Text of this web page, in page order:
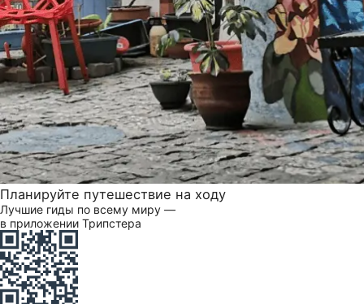
Планируйте путешествие на ходу
Лучшие гиды по всему миру —
в приложении Трипстера